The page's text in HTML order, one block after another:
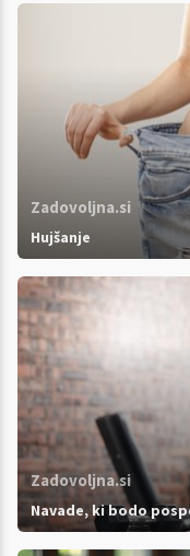
Zadovoljna.si
Hujšanje
Zadovoljna.si
Navade, ki bodo